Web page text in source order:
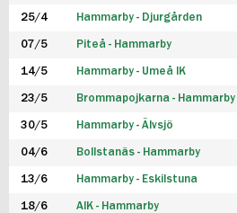
25/4 Hammarby - Djurgården
07/5 Piteå - Hammarby
14/5 Hammarby - Umeå IK
23/5 Brommapojkarna - Hammarby
30/5 Hammarby - Älvsjö
04/6 Bollstanäs - Hammarby
13/6 Hammarby - Eskilstuna
18/6 AIK - Hammarby